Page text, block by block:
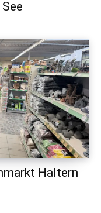
Haltern